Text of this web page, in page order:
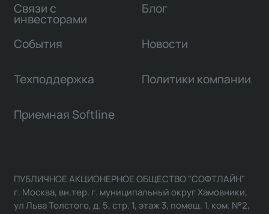
Связи с
инвесторами
Блог
События Новости
Техподдержка Политики компании
Приемная Softline
ПУБЛИЧНОЕ АКЦИОНЕРНОЕ ОБЩЕСТВО "СОФТЛАЙН"
г. Москва, вн.тер. г. муниципальный округ Хамовники,
ул Льва Толстого, д. 5, стр. 1, этаж 3, помещ. 1, ком. №2,